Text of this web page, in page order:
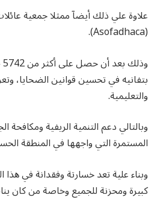
علاوة علي ذلك أيضآ ممثلا جمعية
(Asofadhaca).
بتفانيه في تحسين قوانين الضحايا،
والتعليمية.
وبالتالي دعم التنمية الريفية ومكافحة
المستمرة التي واجهها في المنطقة
وبناء علية تعد خسارتة وفقدانة في
كبيرة ومحزنة للجميع وخاصة من كان